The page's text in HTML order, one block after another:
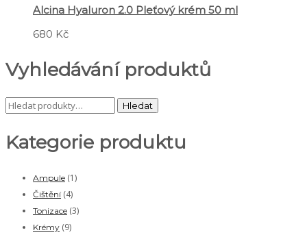
Alcina Hyaluron 2.0 Pleťový krém 50 ml
680 Kč
Vyhledávání produktů
Hledat: Hledat
Kategorie produktu
Ampule (1)
Čištění (4)
Tonizace (3)
Krémy (9)